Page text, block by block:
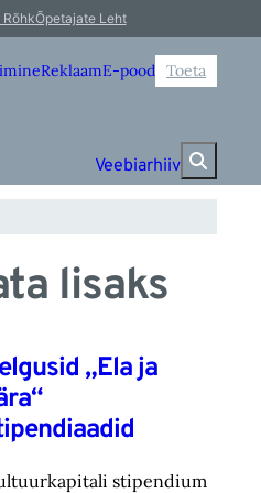
Õpetajate Leht
ReklaamE-pood Toeta
Veebiarhiiv
lisaks
„Ela ja
stipendium